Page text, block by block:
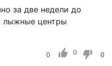
за две недели до
лыжные центры
0 0 0